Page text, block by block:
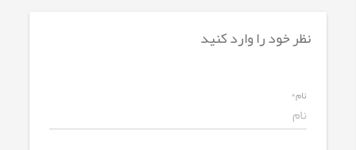
نظر خود را وارد کنید
نام*